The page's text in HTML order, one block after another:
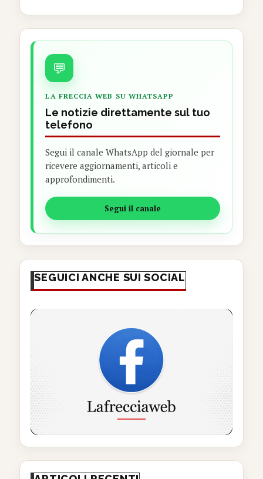
💬
LA FRECCIA WEB SU WHATSAPP
Le notizie direttamente sul tuo
telefono
Segui il canale WhatsApp del giornale per
ricevere aggiornamenti, articoli e
approfondimenti.
Segui il canale
SEGUICI ANCHE SUI SOCIAL